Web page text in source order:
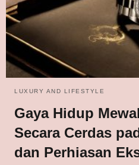
LUXURY AND LIFESTYLE
Gaya Hidup
Secara Cerdas
dan Perhiasan